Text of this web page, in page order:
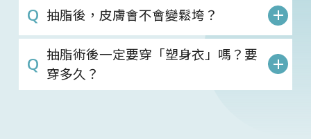
抽脂後，皮膚會不會變鬆垮？
抽脂術後一定要穿「塑身衣」嗎？要
穿多久？